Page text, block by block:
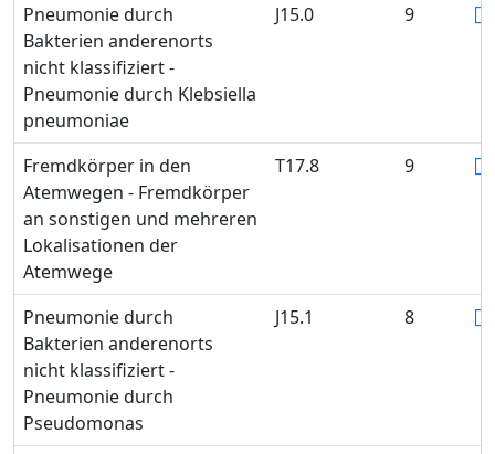
Pneumonie durch
Bakterien anderenorts
nicht klassifiziert -
Pneumonie durch Klebsiella
pneumoniae
J15.0 9
Fremdkörper in den
Atemwegen - Fremdkörper
an sonstigen und mehreren
Lokalisationen der
Atemwege
T17.8 9
Pneumonie durch
Bakterien anderenorts
nicht klassifiziert -
Pneumonie durch
Pseudomonas
J15.1 8